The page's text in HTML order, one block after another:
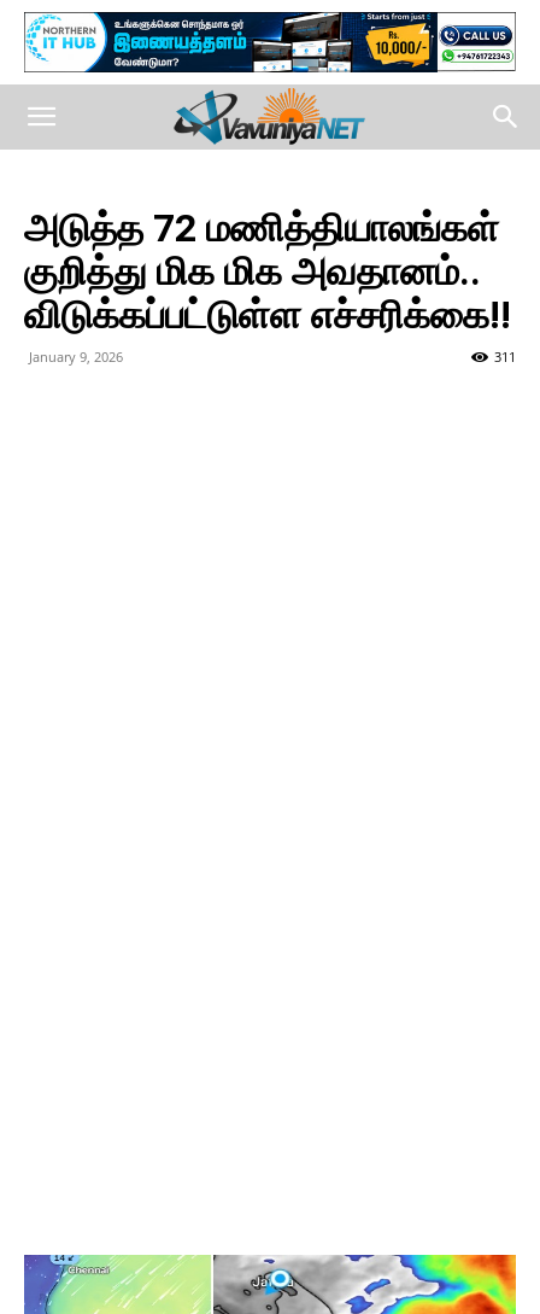
அடுத்த 72 மணித்தியாலங்கள்
குறித்து மிக மிக அவதானம்..
விடுக்கப்பட்டுள்ள எச்சரிக்கை!!
January 9, 2026 311